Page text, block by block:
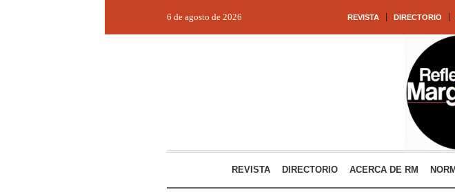
REVISTA DIRECTORIO
6 de agosto de 2026
REVISTA DIRECTORIO ACERCA DE RM